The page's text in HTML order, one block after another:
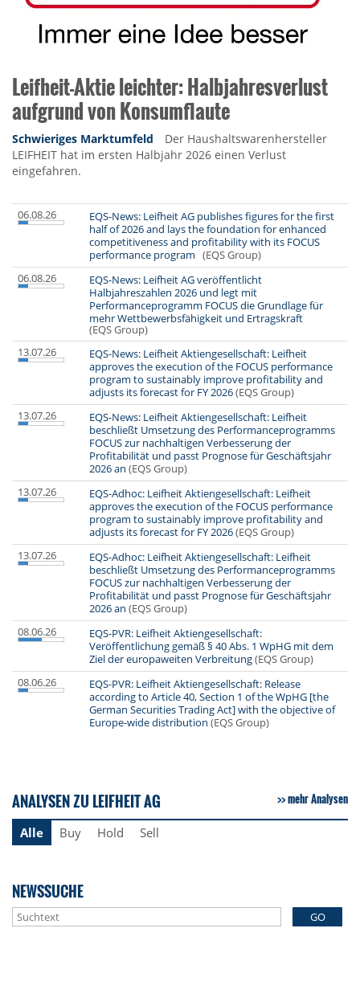
Leifheit-Aktie leichter: Halbjahresverlust
aufgrund von Konsumflaute
Schwieriges Marktumfeld
Der Haushaltswarenhersteller
LEIFHEIT hat im ersten Halbjahr 2026 einen Verlust
eingefahren.
06.08.26
EQS-News: Leifheit AG publishes figures for the first
half of 2026 and lays the foundation for enhanced
competitiveness and profitability with its FOCUS
performance program (EQS Group)
06.08.26
EQS-News: Leifheit AG veröffentlicht
Halbjahreszahlen 2026 und legt mit
Performanceprogramm FOCUS die Grundlage für
mehr Wettbewerbsfähigkeit und Ertragskraft
(EQS Group)
13.07.26
EQS-News: Leifheit Aktiengesellschaft: Leifheit
approves the execution of the FOCUS performance
program to sustainably improve profitability and
adjusts its forecast for FY 2026(EQS Group)
13.07.26
EQS-News: Leifheit Aktiengesellschaft: Leifheit
beschließt Umsetzung des Performanceprogramms
FOCUS zur nachhaltigen Verbesserung der
Profitabilität und passt Prognose für Geschäftsjahr
2026 an (EQS Group)
13.07.26
EQS-Adhoc: Leifheit Aktiengesellschaft: Leifheit
approves the execution of the FOCUS performance
program to sustainably improve profitability and
adjusts its forecast for FY 2026(EQS Group)
13.07.26
EQS-Adhoc: Leifheit Aktiengesellschaft: Leifheit
beschließt Umsetzung des Performanceprogramms
FOCUS zur nachhaltigen Verbesserung der
Profitabilität und passt Prognose für Geschäftsjahr
2026 an (EQS Group)
08.06.26
EQS-PVR: Leifheit Aktiengesellschaft:
Veröffentlichung gemäß § 40 Abs. 1 WpHG mit dem
Ziel der europaweiten Verbreitung(EQS Group)
08.06.26
EQS-PVR: Leifheit Aktiengesellschaft: Release
according to Article 40, Section 1 of the WpHG [the
German Securities Trading Act] with the objective of
Europe-wide distribution (EQS Group)
ANALYSEN ZU LEIFHEIT AG mehr Analysen
Alle Buy Hold Sell
NEWSSUCHE
GO